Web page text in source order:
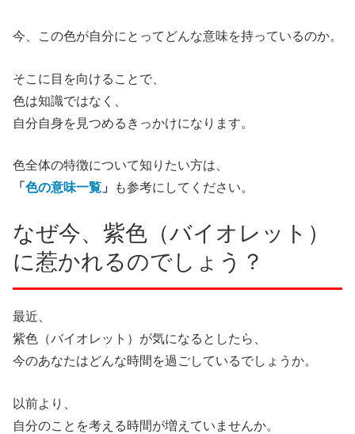
今、この色が自分にとってどんな意味を持っているのか。
そこに目を向けることで、
色は知識ではなく、
自分自身を見つめるきっかけになります。
色全体の特徴について知りたい方は、
「 色の意味一覧 」 も参考にしてください。
なぜ今、紫色（バイオレット）
に惹かれるのでしょう？
最近、
紫色（バイオレット）が気になるとしたら、
今のあなたはどんな時間を過ごしているでしょうか。
以前より、
自分のことを考える時間が増えていませんか。